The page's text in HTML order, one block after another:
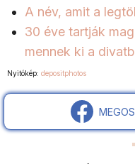
A név, amit a
30 éve tartják
mennek ki a
Nyitókép: depositphotos